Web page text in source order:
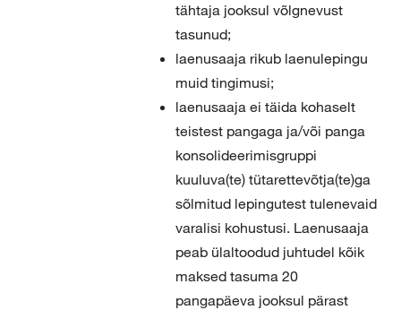
tähtaja jooksul võlgnevust
tasunud;
laenusaaja rikub laenulepingu
muid tingimusi;
laenusaaja ei täida kohaselt
teistest pangaga ja/või panga
konsolideerimisgruppi
kuuluva(te) tütarettevõtja(te)ga
sõlmitud lepingutest tulenevaid
varalisi kohustusi. Laenusaaja
peab ülaltoodud juhtudel kõik
maksed tasuma 20
pangapäeva jooksul pärast